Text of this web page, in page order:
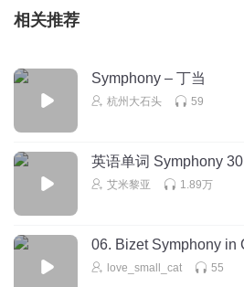
相关推荐
Symphony – 丁当
杭州大石头 59
英语单词 Symphony
艾米黎亚 1.89万
06. Bizet Symphony in
love_small_cat 55